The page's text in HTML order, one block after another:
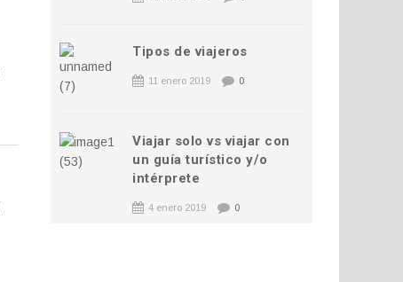
Tipos de viajeros
11 enero 2019 0
Viajar solo vs viajar con
un guía turístico y/o
intérprete
4 enero 2019 0